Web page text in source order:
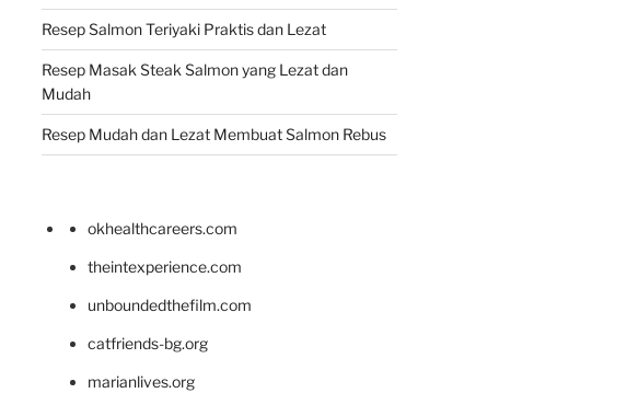
Resep Salmon Teriyaki Praktis dan Lezat
Resep Masak Steak Salmon yang Lezat dan
Mudah
Resep Mudah dan Lezat Membuat Salmon Rebus
okhealthcareers.com
theintexperience.com
unboundedthefilm.com
catfriends-bg.org
marianlives.org